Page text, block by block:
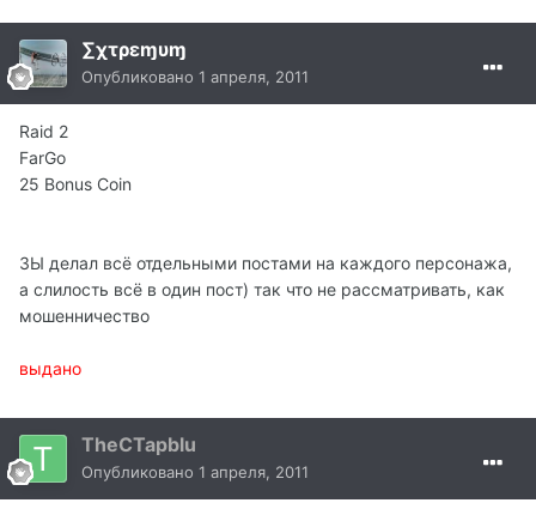
∑χτρεɱυɱ
Опубликовано 1 апреля, 2011
Raid 2
FarGo
25 Bonus Coin
ЗЫ делал всё отдельными постами на каждого персонажа,
а слилость всё в один пост) так что не рассматривать, как
мошенничество
выдано
TheCTapblu
Опубликовано 1 апреля, 2011